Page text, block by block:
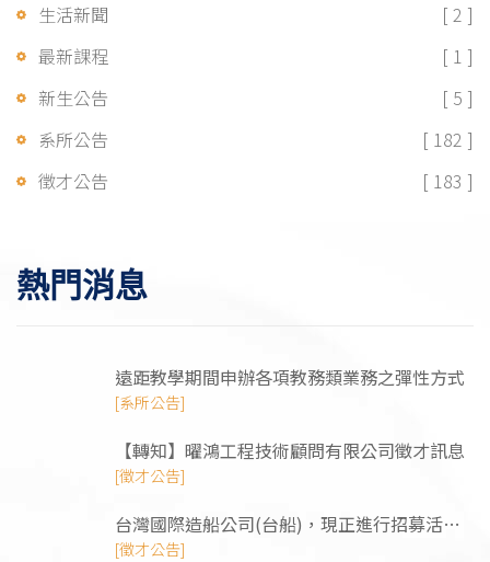
生活新聞
[ 2 ]
最新課程
[ 1 ]
新生公告
[ 5 ]
系所公告
[ 182 ]
徵才公告
[ 183 ]
熱門消息
遠距教學期間申辦各項教務類業務之彈性方式
[系所公告]
【轉知】曜鴻⼯程技術顧問有限公司徵才訊息
[徵才公告]
台灣國際造船公司(台船)，現正進行招募活
動，需求工程師/管理師/技術類人才
[徵才公告]